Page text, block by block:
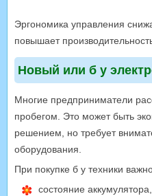
Эргономика управления
повышает
Новый или б у
Многие предприниматели
пробегом. Это может быть
решением, но требует
оборудования.
При покупке б у техники
состояние аккумулятора,